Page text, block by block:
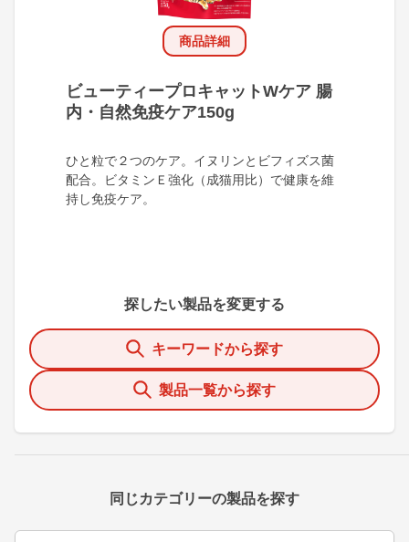
商品詳細
ビューティープロキャットWケア 腸
内・自然免疫ケア150g
ひと粒で２つのケア。イヌリンとビフィズス菌
配合。ビタミンＥ強化（成猫用比）で健康を維
持し免疫ケア。
探したい製品を変更する
キーワードから探す
製品一覧から探す
同じカテゴリーの製品を探す